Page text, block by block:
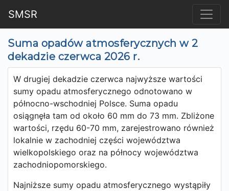
SMSR
Suma opadów atmosferycznych w 2
dekadzie czerwca 2026 r.
W drugiej dekadzie czerwca najwyższe wartości
sumy opadu atmosferycznego odnotowano w
północno-wschodniej Polsce. Suma opadu
osiągnęła tam od około 60 mm do 73 mm. Zbliżone
wartości, rzędu 60-70 mm, zarejestrowano również
lokalnie w zachodniej części województwa
wielkopolskiego oraz na północy województwa
zachodniopomorskiego.
Najniższe sumy opadu atmosferycznego wystąpiły